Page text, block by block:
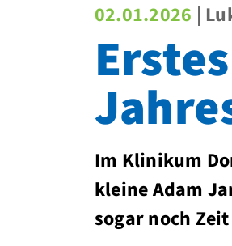
02.01.2026 |
Im Klinikum
kleine Adam
sogar noch